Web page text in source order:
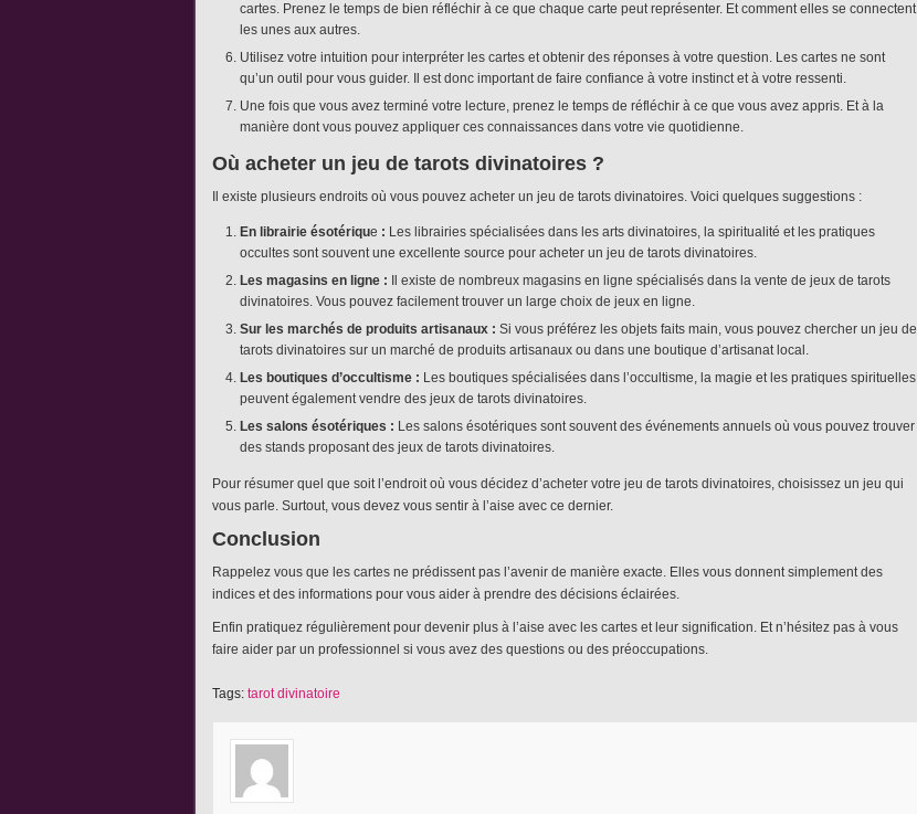
cartes. Prenez le temps de bien réfléchir à ce que chaque carte peut représenter. Et comment elles se connectent
les unes aux autres.
Utilisez votre intuition pour interpréter les cartes et obtenir des réponses à votre question. Les cartes ne sont
qu’un outil pour vous guider. Il est donc important de faire confiance à votre instinct et à votre ressenti.
Une fois que vous avez terminé votre lecture, prenez le temps de réfléchir à ce que vous avez appris. Et à la
manière dont vous pouvez appliquer ces connaissances dans votre vie quotidienne.
Où acheter un jeu de tarots divinatoires ?
Il existe plusieurs endroits où vous pouvez acheter un jeu de tarots divinatoires. Voici quelques suggestions :
En librairie ésotérique : Les librairies spécialisées dans les arts divinatoires, la spiritualité et les pratiques
occultes sont souvent une excellente source pour acheter un jeu de tarots divinatoires.
Les magasins en ligne : Il existe de nombreux magasins en ligne spécialisés dans la vente de jeux de tarots
divinatoires. Vous pouvez facilement trouver un large choix de jeux en ligne.
Sur les marchés de produits artisanaux : Si vous préférez les objets faits main, vous pouvez chercher un jeu de
tarots divinatoires sur un marché de produits artisanaux ou dans une boutique d’artisanat local.
Les boutiques d’occultisme : Les boutiques spécialisées dans l’occultisme, la magie et les pratiques spirituelles
peuvent également vendre des jeux de tarots divinatoires.
Les salons ésotériques : Les salons ésotériques sont souvent des événements annuels où vous pouvez trouver
des stands proposant des jeux de tarots divinatoires.
Pour résumer quel que soit l’endroit où vous décidez d’acheter votre jeu de tarots divinatoires, choisissez un jeu qui
vous parle. Surtout, vous devez vous sentir à l’aise avec ce dernier.
Conclusion
Rappelez vous que les cartes ne prédissent pas l’avenir de manière exacte. Elles vous donnent simplement des
indices et des informations pour vous aider à prendre des décisions éclairées.
Enfin pratiquez régulièrement pour devenir plus à l’aise avec les cartes et leur signification. Et n’hésitez pas à vous
faire aider par un professionnel si vous avez des questions ou des préoccupations.
Tags: tarot divinatoire